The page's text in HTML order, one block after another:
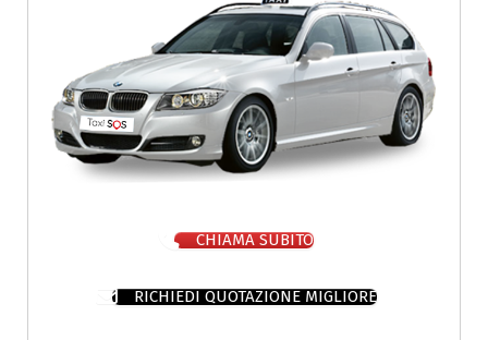
CHIAMA SUBITO
RICHIEDI QUOTAZIONE MIGLIORE